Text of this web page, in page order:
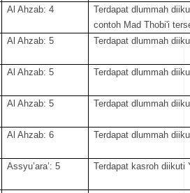
Al Ahzab: 4
Terdapat dlummah
contoh Mad Thobi'i
Al Ahzab: 5 Terdapat dlummah
Al Ahzab: 5 Terdapat dlummah
Al Ahzab: 5 Terdapat dlummah
Al Ahzab: 6 Terdapat dlummah
Assyu’ara’: 5 Terdapat kasroh diikuti